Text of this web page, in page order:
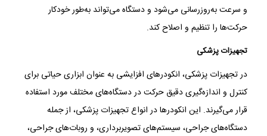
و سرعت به‌روزرسانی می‌شود و دستگاه می‌تواند به‌طور خودکار
حرکت‌ها را تنظیم و اصلاح کند.
تجهیزات پزشکی
در تجهیزات پزشکی، انکودرهای افزایشی به عنوان ابزاری حیاتی برای
کنترل و اندازه‌گیری دقیق حرکت در دستگاه‌های مختلف مورد استفاده
قرار می‌گیرند. این انکودرها در انواع تجهیزات پزشکی، از جمله
دستگاه‌های جراحی، سیستم‌های تصویربرداری، و روبات‌های جراحی،